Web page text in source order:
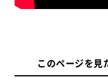
このページを見